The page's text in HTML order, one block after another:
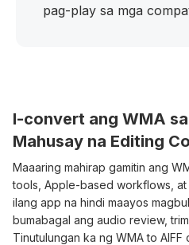
pag-play sa mga
I-convert ang WMA
Mahusay na Editing
Maaaring mahirap gamitin ang
tools, Apple-based workflows,
ilang app na hindi maayos
bumabagal ang audio review,
Tinutulungan ka ng WMA to